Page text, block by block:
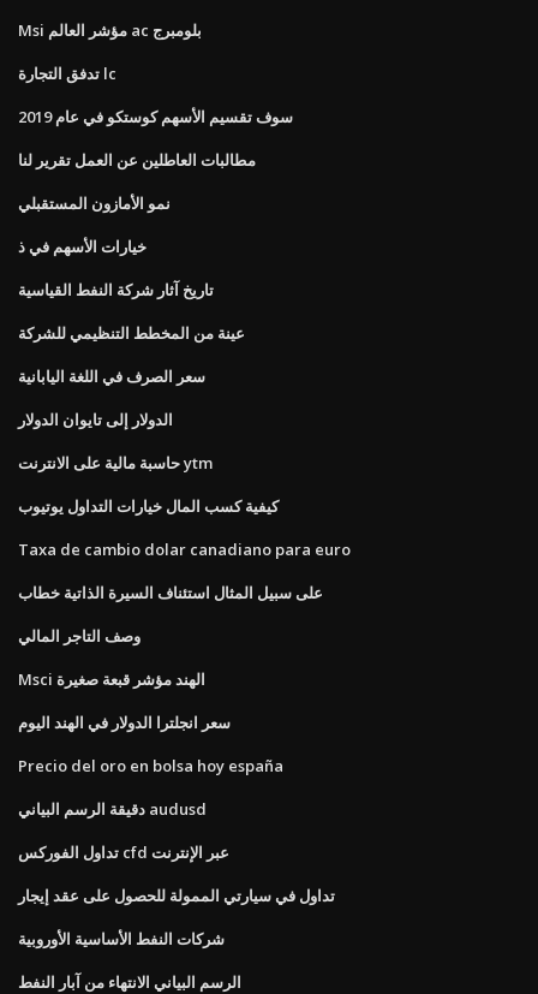
Msi مؤشر العالم ac بلومبرج
تدفق التجارة lc
سوف تقسيم الأسهم كوستكو في عام 2019
مطالبات العاطلين عن العمل تقرير لنا
نمو الأمازون المستقبلي
خيارات الأسهم في ذ
تاريخ آثار شركة النفط القياسية
عينة من المخطط التنظيمي للشركة
سعر الصرف في اللغة اليابانية
الدولار إلى تايوان الدولار
حاسبة مالية على الانترنت ytm
كيفية كسب المال خيارات التداول يوتيوب
Taxa de cambio dolar canadiano para euro
على سبيل المثال استئناف السيرة الذاتية خطاب
وصف التاجر المالي
Msci الهند مؤشر قبعة صغيرة
سعر انجلترا الدولار في الهند اليوم
Precio del oro en bolsa hoy españa
دقيقة الرسم البياني audusd
تداول الفوركس cfd عبر الإنترنت
تداول في سيارتي الممولة للحصول على عقد إيجار
شركات النفط الأساسية الأوروبية
الرسم البياني الانتهاء من آبار النفط